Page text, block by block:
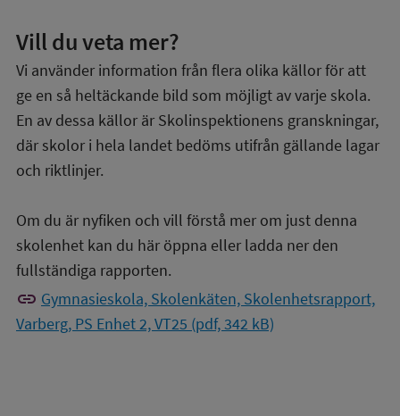
Vill du veta mer?
Vi använder information från flera olika källor för att
ge en så heltäckande bild som möjligt av varje skola.
En av dessa källor är Skolinspektionens granskningar,
där skolor i hela landet bedöms utifrån gällande lagar
och riktlinjer.
Om du är nyfiken och vill förstå mer om just denna
skolenhet kan du här öppna eller ladda ner den
fullständiga rapporten.
link Gymnasieskola, Skolenkäten, Skolenhetsrapport,
Varberg, PS Enhet 2, VT25 (pdf, 342 kB)